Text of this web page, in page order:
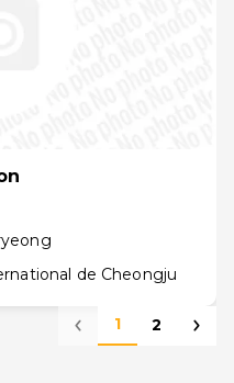
de Cheongju
1 2